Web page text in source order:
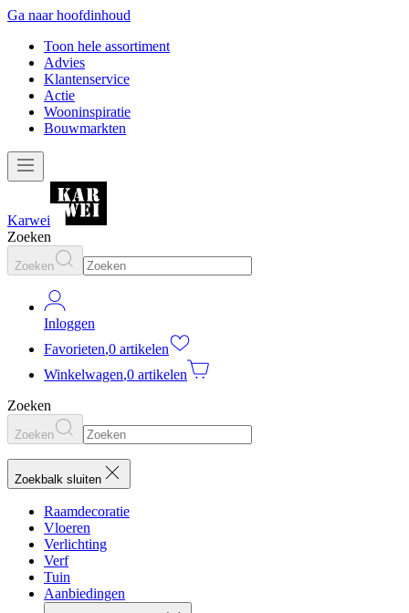
Ga naar hoofdinhoud
Toon hele assortiment
Advies
Klantenservice
Actie
Wooninspiratie
Bouwmarkten
Karwei
Zoeken
Zoeken
Inloggen
Favorieten,0 artikelen
Winkelwagen,0 artikelen
Zoeken
Zoeken
Zoekbalk sluiten
Raamdecoratie
Vloeren
Verlichting
Verf
Tuin
Aanbiedingen